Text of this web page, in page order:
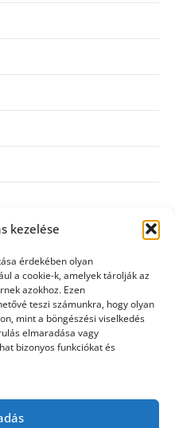
kezelése
érdekében olyan
a cookie-k, amelyek tárolják az
azokhoz. Ezen
teszi számunkra, hogy olyan
mint a böngészési viselkedés
elmaradása vagy
bizonyos funkciókat és